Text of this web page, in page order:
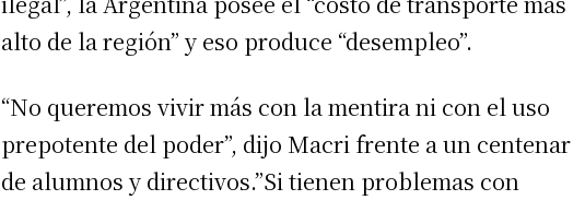
alto de la región” y eso produce “desempleo”.
“No queremos vivir más con la mentira ni con el uso
prepotente del poder”, dijo Macri frente a un centenar
de alumnos y directivos.”Si tienen problemas con